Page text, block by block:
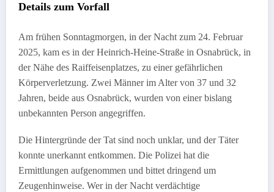
Details zum Vorfall
Am frühen Sonntagmorgen, in der Nacht zum 24. Februar
2025, kam es in der Heinrich-Heine-Straße in Osnabrück, in
der Nähe des Raiffeisenplatzes, zu einer gefährlichen
Körperverletzung. Zwei Männer im Alter von 37 und 32
Jahren, beide aus Osnabrück, wurden von einer bislang
unbekannten Person angegriffen.
Die Hintergründe der Tat sind noch unklar, und der Täter
konnte unerkannt entkommen. Die Polizei hat die
Ermittlungen aufgenommen und bittet dringend um
Zeugenhinweise. Wer in der Nacht verdächtige